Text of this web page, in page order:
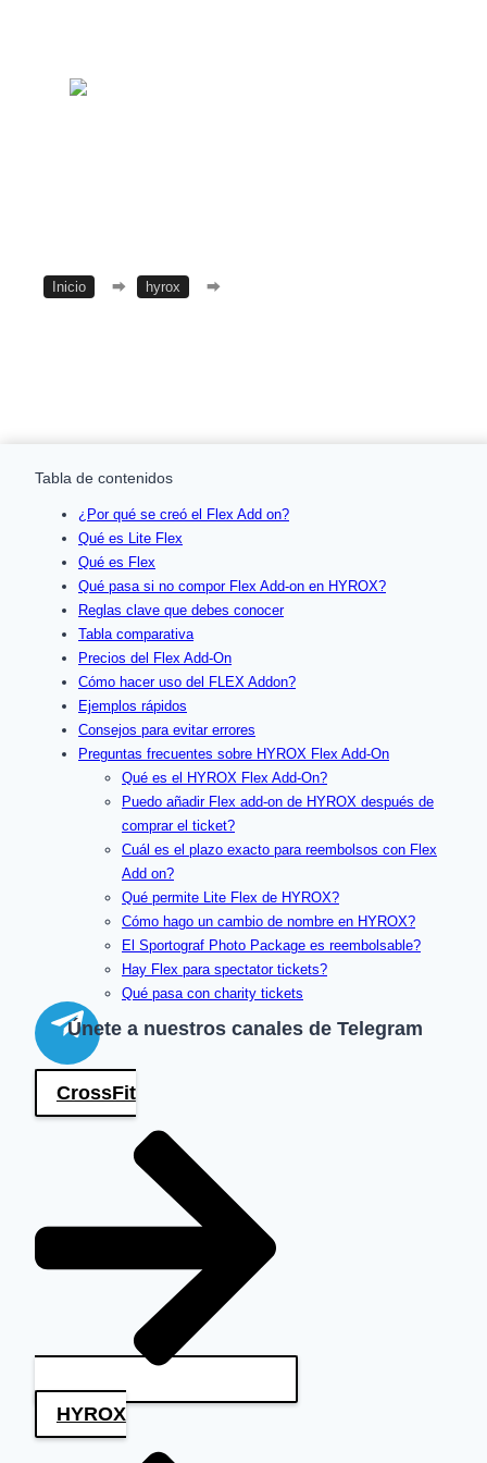
Inicio ⮕ hyrox ⮕
Tabla de contenidos
¿Por qué se creó el Flex Add on?
Qué es Lite Flex
Qué es Flex
Qué pasa si no compor Flex Add-on en HYROX?
Reglas clave que debes conocer
Tabla comparativa
Precios del Flex Add-On
Cómo hacer uso del FLEX Addon?
Ejemplos rápidos
Consejos para evitar errores
Preguntas frecuentes sobre HYROX Flex Add-On
Qué es el HYROX Flex Add-On?
Puedo añadir Flex add-on de HYROX después de
comprar el ticket?
Cuál es el plazo exacto para reembolsos con Flex
Add on?
Qué permite Lite Flex de HYROX?
Cómo hago un cambio de nombre en HYROX?
El Sportograf Photo Package es reembolsable?
Hay Flex para spectator tickets?
Qué pasa con charity tickets
Únete a nuestros canales de Telegram
CrossFit
HYROX